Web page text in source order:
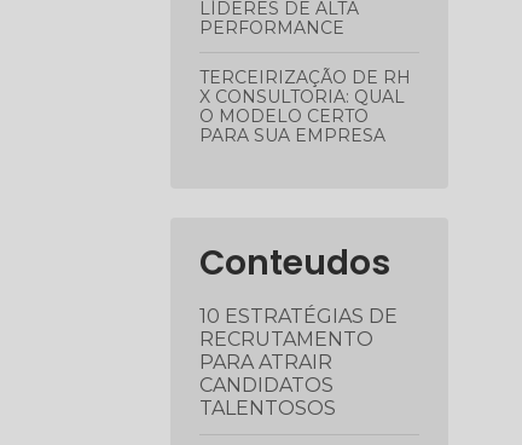
LÍDERES DE ALTA
PERFORMANCE
TERCEIRIZAÇÃO DE RH
X CONSULTORIA: QUAL
O MODELO CERTO
PARA SUA EMPRESA
Conteudos
10 ESTRATÉGIAS DE
RECRUTAMENTO
PARA ATRAIR
CANDIDATOS
TALENTOSOS